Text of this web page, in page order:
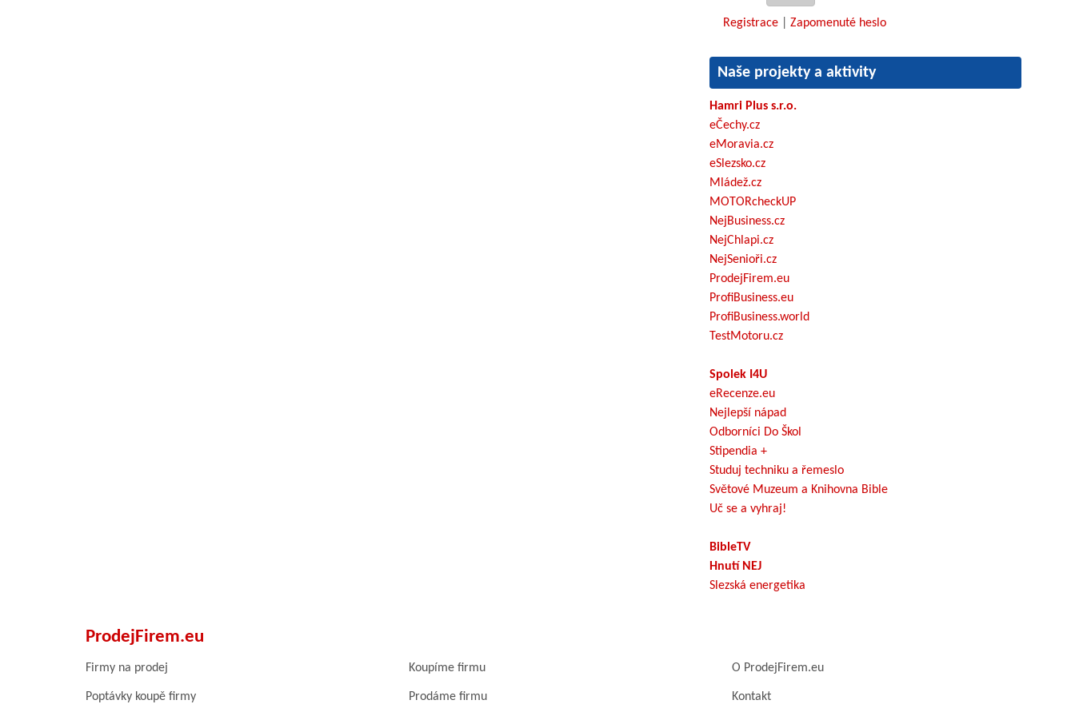
Registrace Zapomenuté heslo
Naše projekty a aktivity
Hamri Plus s.r.o.
eČechy.cz
eMoravia.cz
eSlezsko.cz
Mládež.cz
MOTORcheckUP
NejBusiness.cz
NejChlapi.cz
NejSenioři.cz
ProdejFirem.eu
ProfiBusiness.eu
ProfiBusiness.world
TestMotoru.cz
Spolek I4U
eRecenze.eu
Nejlepší nápad
Odborníci Do Škol
Stipendia +
Studuj techniku a řemeslo
Světové Muzeum a Knihovna Bible
Uč se a vyhraj!
BibleTV
Hnutí NEJ
Slezská energetika
ProdejFirem.eu
Firmy na prodej Koupíme firmu O ProdejFirem.eu
Poptávky koupě firmy Prodáme firmu Kontakt